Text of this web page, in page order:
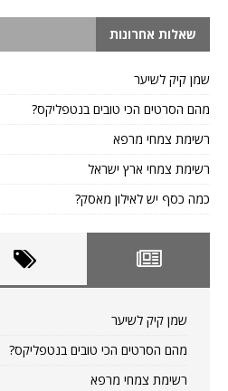
שאלות אחרונות
שמן קיק לשיער
מהם הסרטים הכי טובים בנטפליקס?
רשימת צמחי מרפא
רשימת צמחי ארץ ישראל
כמה כסף יש לאילון מאסק?
שמן קיק לשיער
מהם הסרטים הכי טובים בנטפליקס?
רשימת צמחי מרפא